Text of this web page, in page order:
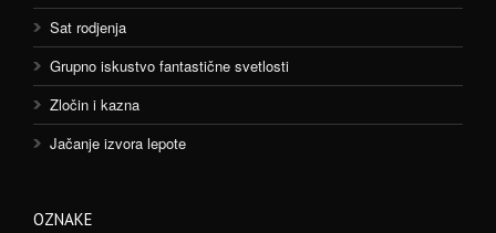
Sat rodjenja
Grupno iskustvo fantastične svetlosti
Zločin i kazna
Jačanje izvora lepote
OZNAKE